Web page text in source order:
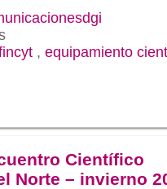
, equipamiento
Científico
Norte – invierno